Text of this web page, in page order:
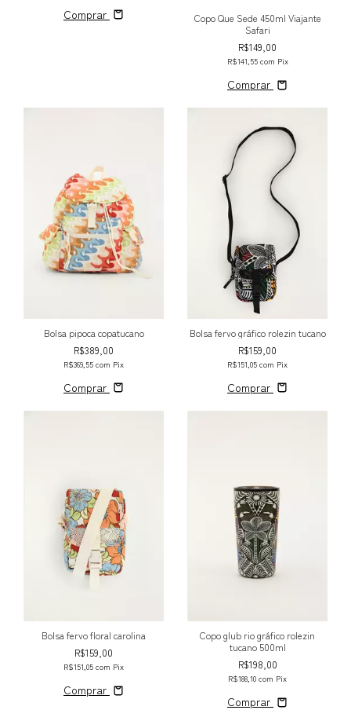
Comprar
Copo Que Sede 450ml Viajante
Safari
R$149,00
R$141,55 com Pix
Comprar
Bolsa pipoca copatucano
R$389,00
R$369,55 com Pix
Comprar
Bolsa fervo gráfico rolezin tucano
R$159,00
R$151,05 com Pix
Comprar
Bolsa fervo floral carolina
R$159,00
R$151,05 com Pix
Comprar
Copo glub rio gráfico rolezin
tucano 500ml
R$198,00
R$188,10 com Pix
Comprar